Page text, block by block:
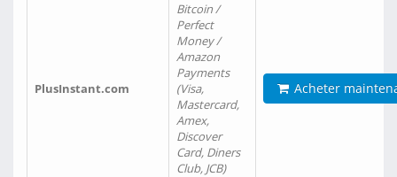
PlusInstant.com
Bitcoin /
Perfect
Money /
Amazon
Payments
(Visa,
Mastercard,
Amex,
Discover
Card, Diners
Club, JCB)
Acheter